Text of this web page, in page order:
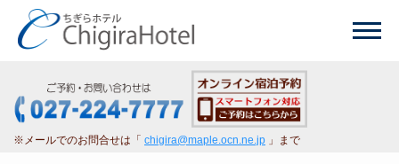
※メールでのお問合せは「 chigira@maple.ocn.ne.jp 」まで